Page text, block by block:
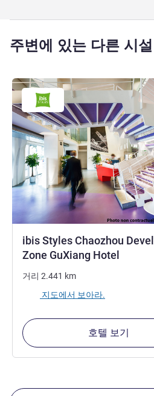
주변에 있는 다른 시설
ibis Styles Chaozhou
Zone GuXiang Hotel
거리 2.441 km
지도에서 보아라.
호텔 보기